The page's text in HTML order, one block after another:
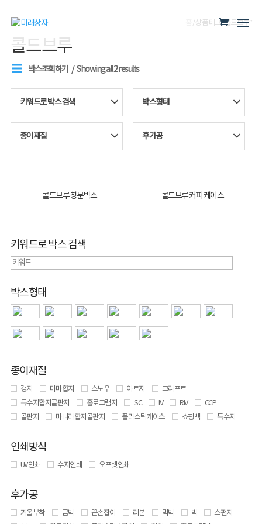
/ 상품 태그 “콜드브루”
콜드브루
박스조회하기 Showing all 2 results
키워드로 박스 검색 박스형태
종이재질 후가공
콜드브루 창문박스 콜드브루 커피 케이스
키워드로 박스 검색
박스형태
종이재질
갱지 마마합지 스노우 아트지
크라프트
특수지합지골판지
홀로그램지 SC IV RIV
CCP
골판지
마니라합지골판지 플라스틱케이스 쇼핑백 특수지
인쇄방식
UV 인쇄 수지인쇄 오프셋인쇄
후가공
거울부착 금박 끈손잡이 리본 먹박 박
스펀지